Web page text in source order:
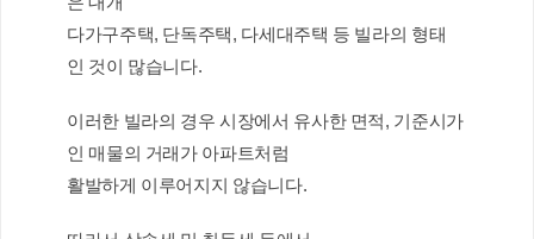
다가구주택, 단독주택, 다세대주택 등 빌라의 형태
인 것이 많습니다.
이러한 빌라의 경우 시장에서 유사한 면적, 기준시가
인 매물의 거래가 아파트처럼
활발하게 이루어지지 않습니다.